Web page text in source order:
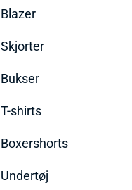
Blazer
Skjorter
Bukser
T-shirts
Boxershorts
Undertøj